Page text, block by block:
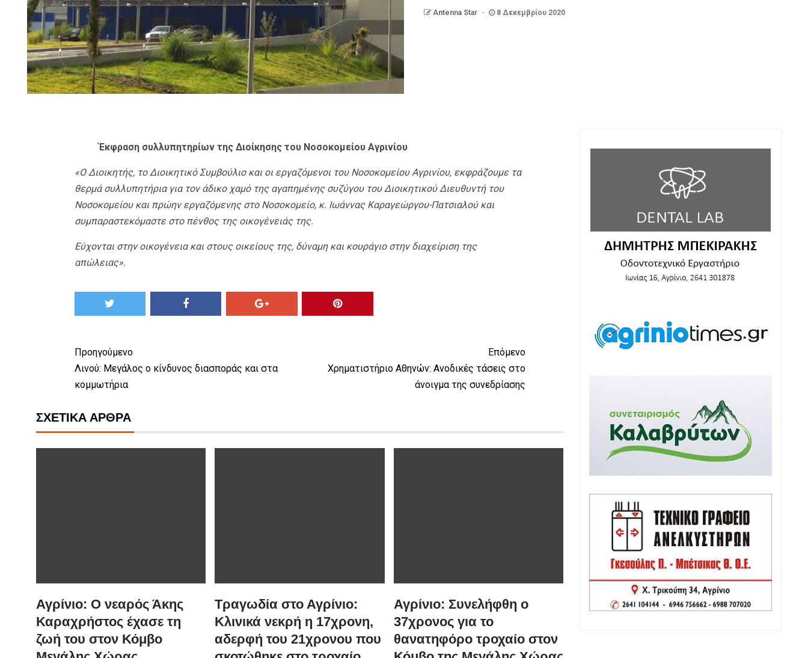
Antenna Star 8 Δεκεμβρίου 2020
Έκφραση συλλυπητηρίων της Διοίκησης του Νοσοκομείου Αγρινίου
«Ο Διοικητής, το Διοικητικό Συμβούλιο και οι εργαζόμενοι του Νοσοκομείου Αγρινίου, εκφράζουμε τα
θερμά συλλυπητήρια για τον άδικο χαμό της αγαπημένης συζύγου του Διοικητικού Διευθυντή του
Νοσοκομείου και πρώην εργαζόμενης στο Νοσοκομείο, κ. Ιωάννας Καραγεώργου-Πατσιαλού και
συμπαραστεκόμαστε στο πένθος της οικογένειάς της.
Εύχονται στην οικογένεια και στους οικείους της, δύναμη και κουράγιο στην διαχείριση της
απώλειας».
Προηγούμενο
Λινού: Μεγάλος ο κίνδυνος διασποράς και στα
κομμωτήρια
Επόμενο
Χρηματιστήριο Αθηνών: Ανοδικές τάσεις στο
άνοιγμα της συνεδρίασης
ΣΧΕΤΙΚΆ ΆΡΘΡΑ
Αγρίνιο: Ο νεαρός Άκης
Καραχρήστος έχασε τη
ζωή του στον Κόμβο
Τραγωδία στο Αγρίνιο:
Κλινικά νεκρή η 17χρονη,
αδερφή του 21χρονου που
Αγρίνιο: Συνελήφθη ο
37χρονος για το
θανατηφόρο τροχαίο στον